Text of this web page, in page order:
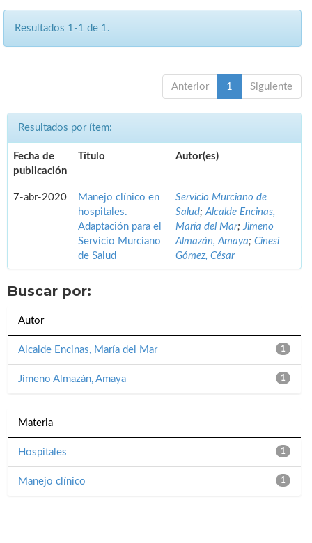
Resultados 1-1 de 1.
Anterior 1 Siguiente
Resultados por ítem:
Fecha de
publicación
Título Autor(es)
7-abr-2020
Manejo clínico en
hospitales.
Adaptación para el
Servicio Murciano
de Salud
Servicio Murciano de
Salud;Alcalde Encinas,
María del Mar;Jimeno
Almazán, Amaya; Cinesi
Gómez, César
Buscar por:
Autor
1
Alcalde Encinas, María del Mar
1
Jimeno Almazán, Amaya
Materia
1
Hospitales
1
Manejo clínico